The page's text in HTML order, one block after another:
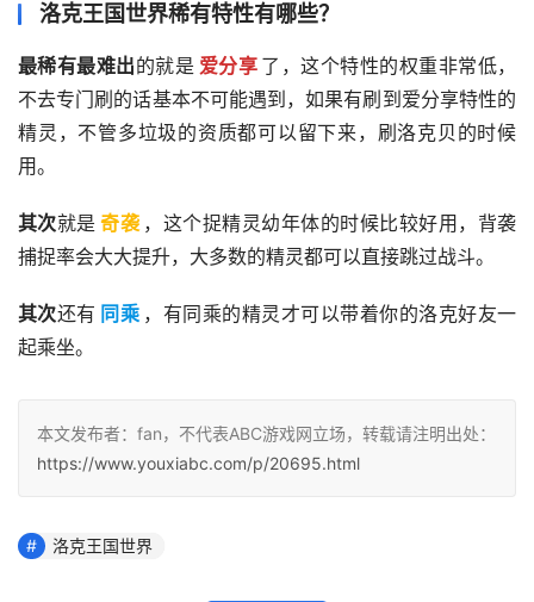
洛克王国世界稀有特性有哪些？
最稀有最难出的就是 爱分享 了，这个特性的权重非常低，
不去专门刷的话基本不可能遇到，如果有刷到爱分享特性的
精灵，不管多垃圾的资质都可以留下来，刷洛克贝的时候
用。
其次就是 奇袭 ，这个捉精灵幼年体的时候比较好用，背袭
捕捉率会大大提升，大多数的精灵都可以直接跳过战斗。
其次还有 同乘 ，有同乘的精灵才可以带着你的洛克好友一
起乘坐。
本文发布者：fan，不代表ABC游戏网立场，转载请注明出处：
https://www.youxiabc.com/p/20695.html
洛克王国世界